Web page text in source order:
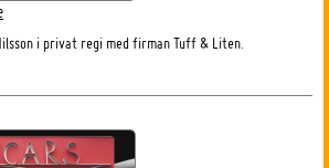
i privat regi med firman Tuff & Liten.